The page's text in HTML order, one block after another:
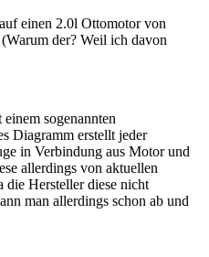
einen 2.0l Ottomotor von
der? Weil ich davon
sogenannten
Diagramm erstellt jeder
in Verbindung aus Motor und
allerdings von aktuellen
die Hersteller diese nicht
man allerdings schon ab und